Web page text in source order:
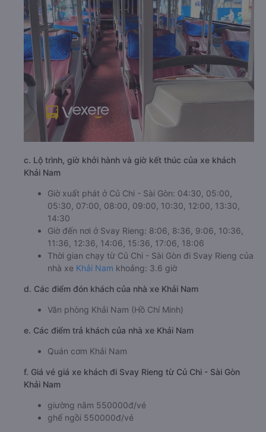
c. Lộ trình, giờ khởi hành và giờ kết thúc của xe khách
Khải Nam
Giờ xuất phát ở Củ Chi - Sài Gòn: 04:30, 05:00,
05:30, 07:00, 08:00, 09:00, 10:30, 12:00, 13:30,
14:30
Giờ đến nơi ở Svay Rieng: 8:06, 8:36, 9:06, 10:36,
11:36, 12:36, 14:06, 15:36, 17:06, 18:06
Thời gian chạy từ Củ Chi - Sài Gòn đi Svay Rieng của
nhà xe Khải Nam khoảng: 3.6 giờ
d. Các điểm đón khách của nhà xe Khải Nam
Văn phòng Khải Nam (Hồ Chí Minh)
e. Các điểm trả khách của nhà xe Khải Nam
Quán cơm Khải Nam
f. Giá vé giá xe khách đi Svay Rieng từ Củ Chi - Sài Gòn
Khải Nam
giường nằm 550000đ/vé
ghế ngồi 550000đ/vé